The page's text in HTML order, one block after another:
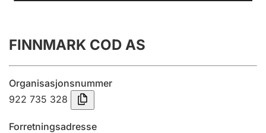
Innsending og forsinkelsesgebyr
FINNMARK COD AS
Organisasjonsnummer
922 735 328
Forretningsadresse